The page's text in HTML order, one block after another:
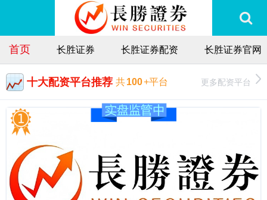
首页 长胜证券 长胜证券配资 长胜证券官网
十大配资平台推荐 共100+平台 更多配资平台